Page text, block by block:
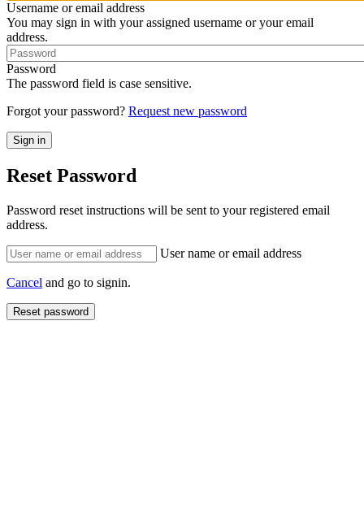
Username or email address
You may sign in with your assigned username or your email
address.
Password
The password field is case sensitive.
Forgot your password? Request new password
Reset Password
Password reset instructions will be sent to your registered email
address.
User name or email address
Cancel and go to signin.
Reset password